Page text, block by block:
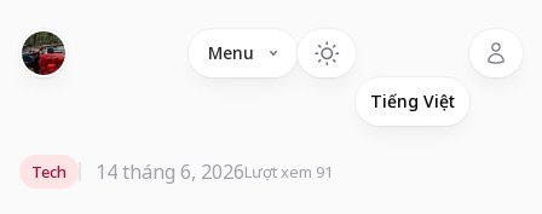
Menu
Tech 14 tháng 6, 2026Lượt xem 91